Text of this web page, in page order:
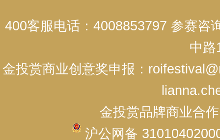
400客服电话：4008853797 参赛咨
中路
金投赏商业创意奖申报：
金投赏品牌商业合
沪公网备